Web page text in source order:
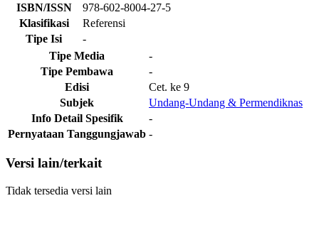
ISBN/ISSN
978-602-8004-27-5
Klasifikasi
Referensi
Tipe Isi
-
Tipe Media
-
Tipe Pembawa
-
Edisi
Cet. ke 9
Subjek
Undang-Undang & Permendiknas
Info Detail Spesifik
-
Pernyataan Tanggungjawab -
Versi lain/terkait
Tidak tersedia versi lain